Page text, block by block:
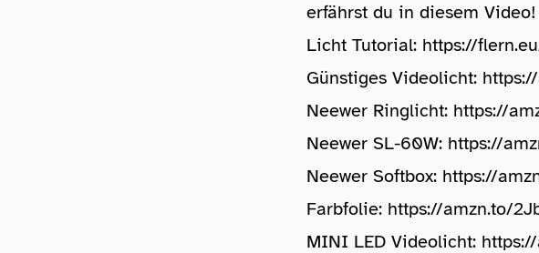
erfährst du in diesem Video!
Licht Tutorial: https://
Günstiges Videolicht:
Neewer Ringlicht: https://
Neewer SL-60W: https://
Neewer Softbox: https://
Farbfolie: https://amzn.to/
MINI LED Videolicht: